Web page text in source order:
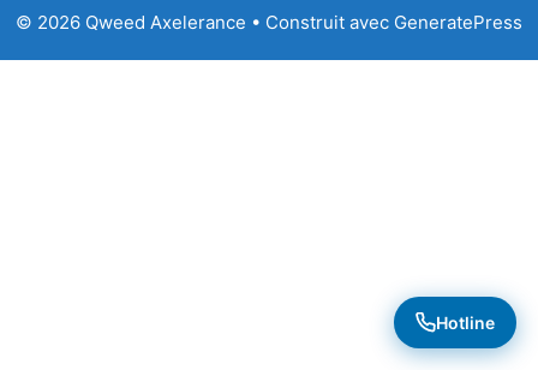
© 2026 Qweed Axelerance • Construit avec GeneratePress
Hotline